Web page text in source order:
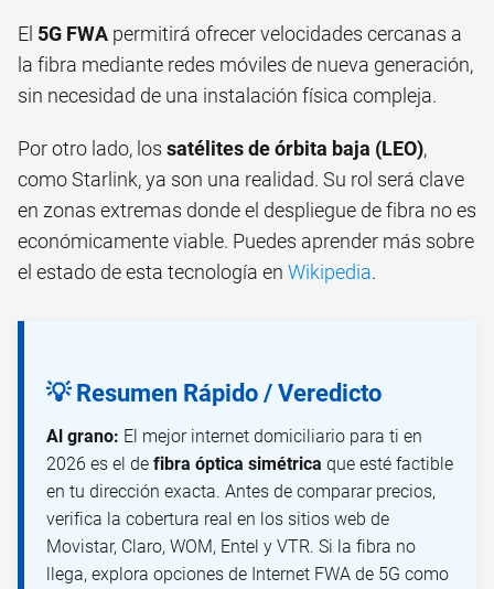
El 5G FWA permitirá ofrecer velocidades cercanas a
la fibra mediante redes móviles de nueva generación,
sin necesidad de una instalación física compleja.
Por otro lado, los satélites de órbita baja (LEO),
como Starlink, ya son una realidad. Su rol será clave
en zonas extremas donde el despliegue de fibra no es
económicamente viable. Puedes aprender más sobre
el estado de esta tecnología en Wikipedia.
💡 Resumen Rápido / Veredicto
Al grano: El mejor internet domiciliario para ti en
2026 es el de fibra óptica simétrica que esté factible
en tu dirección exacta. Antes de comparar precios,
verifica la cobertura real en los sitios web de
Movistar, Claro, WOM, Entel y VTR. Si la fibra no
llega, explora opciones de Internet FWA de 5G como